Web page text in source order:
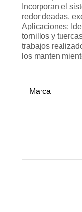
Incorporan el
redondeadas,
Aplicaciones:
tornillos y
trabajos
los
Marca